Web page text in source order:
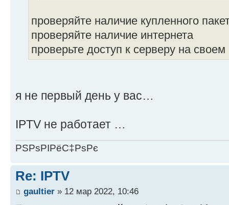
проверяйте наличие купленного
проверяйте наличие интернета
проверьте доступ к серверу на своем
я не первый день у вас…
IPTV не работает …
РЅРѕРІРёС‡РѕРє
Re: IPTV
gaultier » 12 мар 2022, 10:46